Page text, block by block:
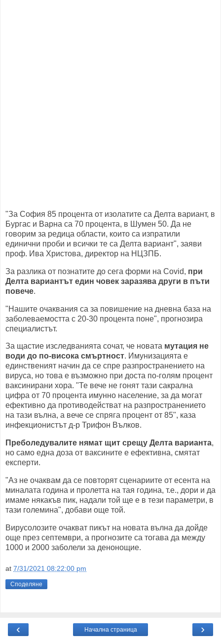
"За София 85 процента от изолатите са Делта вариант, в
Бургас и Варна са 70 процента, в Шумен 50. Да не
говорим за редица области, които са изпратили
единични проби и всички те са Делта вариант", заяви
проф. Ива Христова, директор на НЦЗПБ.
За разлика от познатите до сега форми на Covid, при
Делта вариантът един човек заразява други в пъти
повече.
"Нашите очаквания са за повишение на дневна база на
заболеваемостта с 20-30 процента поне", прогнозира
специалистът.
За щастие изследванията сочат, че новата мутация не
води до по-висока смъртност. Имунизацията е
единственият начин да се спре разпространението на
вируса, но това е възможно при доста по-голям процент
ваксинирани хора. "Те вече не гонят тази сакрална
цифра от 70 процента имунно население, за да могат
ефективно да противодействат на разпространението
на тази вълна, а вече се спряга процент от 85", каза
инфекционистът д-р Трифон Вълков.
Преболедувалите нямат щит срещу Делта варианта,
но само една доза от ваксините е ефективна, смятат
експерти.
"Аз не очаквам да се повторят сценариите от есента на
миналата година и пролетта на тая година, т.е., дори и да
имаме някакъв пик, надали той ще е в тези параметри, в
тази големина", добави още той.
Вирусолозите очакват пикът на новата вълна да дойде
още през септември, а прогнозите са тогава да между
1000 и 2000 заболели за денонощие.
at 7/31/2021 08:22:00 pm
Споделяне
‹ ›
Начална страница